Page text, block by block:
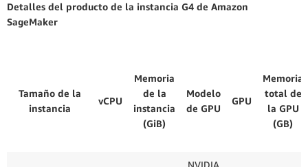
Detalles del producto de la instancia G4 de Amazon
SageMaker
Tamaño de la
instancia
vCPU
Memoria
de la
instancia
(GiB)
Modelo
de GPU
GPU
Memoria
total de
la GPU
(GB)
NVIDIA